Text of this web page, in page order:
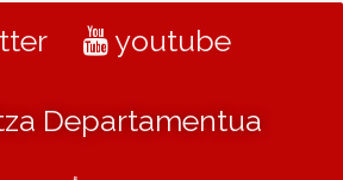
youtube
Departamentua